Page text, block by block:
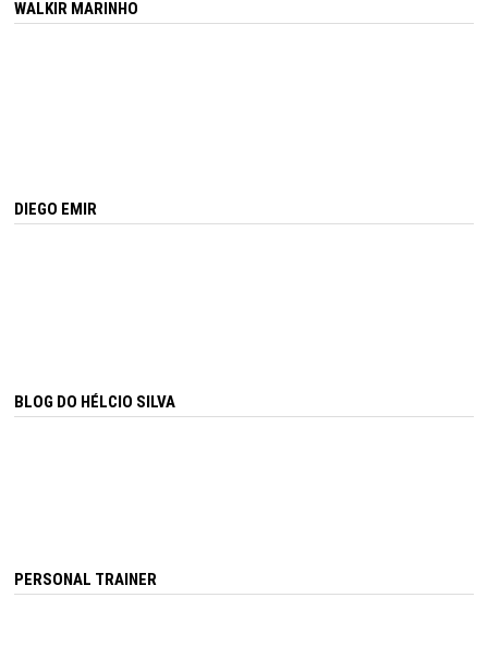
WALKIR MARINHO
DIEGO EMIR
BLOG DO HÉLCIO SILVA
PERSONAL TRAINER